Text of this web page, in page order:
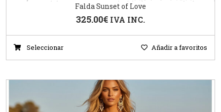
Falda Sunset of Love
325.00€ IVA INC.
Seleccionar Añadir a favoritos